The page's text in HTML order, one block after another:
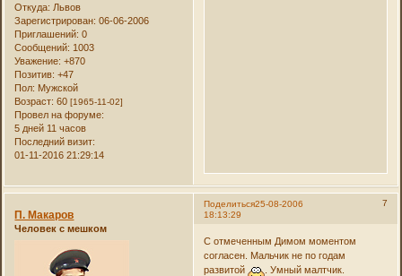
Откуда: Львов
Зарегистрирован: 06-06-2006
Приглашений: 0
Сообщений: 1003
Уважение: +870
Позитив: +47
Пол: Мужской
Возраст: 60[1965-11-02]
Провел на форуме:
5 дней 11 часов
Последний визит:
01-11-2016 21:29:14
Поделиться 7
25-08-2006
18:13:29
П. Макаров
Человек с мешком
С отмеченным Димом моментом
согласен. Мальчик не по годам
развитой
. Умный малтчик.